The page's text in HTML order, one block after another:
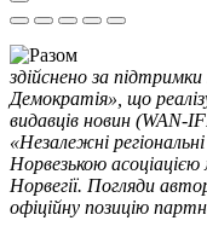
здійснено за
Демократія», що
видавців новин (WAN-
«Незалежні
Норвезькою
Норвегії. Погляди
офіційну позицію